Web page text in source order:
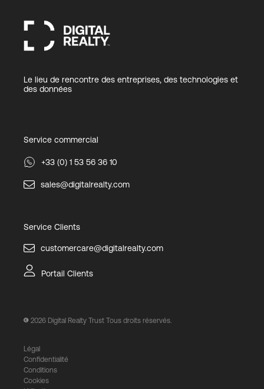
Le lieu de rencontre des entreprises, des technologies et
des données
Service commercial
+33 (0) 1 53 56 36 10
sales@digitalrealty.com
Service Clients
customercare@digitalrealty.com
Portail Clients
2026 Digital Realty Trust Tous droits réservés.
Légal
Confidentialité
Conditions
Cookies